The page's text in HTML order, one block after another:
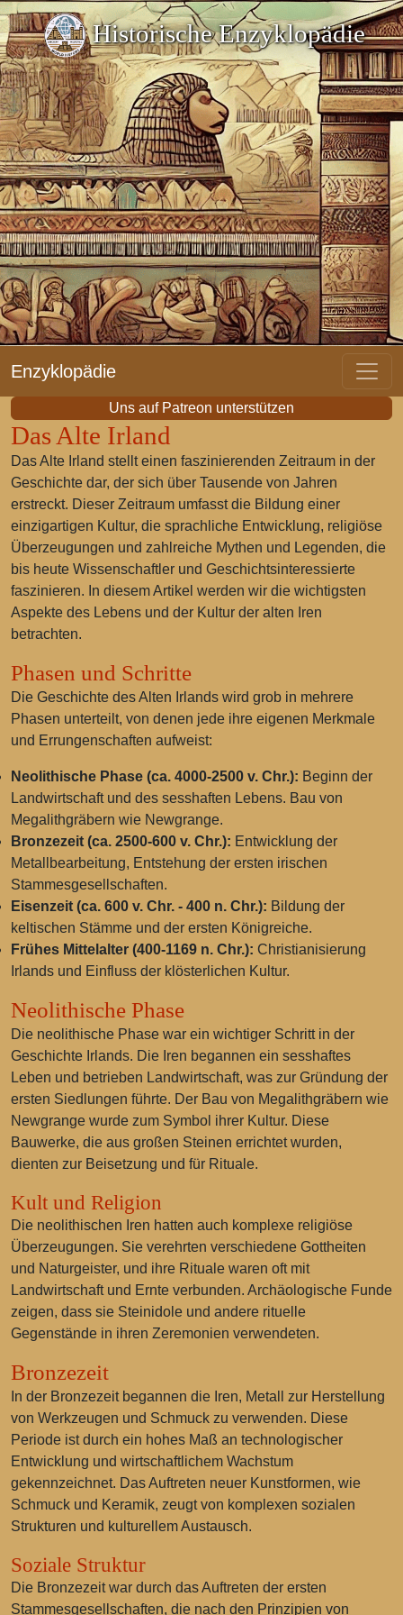
Historische Enzyklopädie
Enzyklopädie
Uns auf Patreon unterstützen
Das Alte Irland
Das Alte Irland stellt einen faszinierenden Zeitraum in der
Geschichte dar, der sich über Tausende von Jahren
erstreckt. Dieser Zeitraum umfasst die Bildung einer
einzigartigen Kultur, die sprachliche Entwicklung, religiöse
Überzeugungen und zahlreiche Mythen und Legenden, die
bis heute Wissenschaftler und Geschichtsinteressierte
faszinieren. In diesem Artikel werden wir die wichtigsten
Aspekte des Lebens und der Kultur der alten Iren
betrachten.
Phasen und Schritte
Die Geschichte des Alten Irlands wird grob in mehrere
Phasen unterteilt, von denen jede ihre eigenen Merkmale
und Errungenschaften aufweist:
Neolithische Phase (ca. 4000-2500 v. Chr.): Beginn der
Landwirtschaft und des sesshaften Lebens. Bau von
Megalithgräbern wie Newgrange.
Bronzezeit (ca. 2500-600 v. Chr.): Entwicklung der
Metallbearbeitung, Entstehung der ersten irischen
Stammesgesellschaften.
Eisenzeit (ca. 600 v. Chr. - 400 n. Chr.): Bildung der
keltischen Stämme und der ersten Königreiche.
Frühes Mittelalter (400-1169 n. Chr.): Christianisierung
Irlands und Einfluss der klösterlichen Kultur.
Neolithische Phase
Die neolithische Phase war ein wichtiger Schritt in der
Geschichte Irlands. Die Iren begannen ein sesshaftes
Leben und betrieben Landwirtschaft, was zur Gründung der
ersten Siedlungen führte. Der Bau von Megalithgräbern wie
Newgrange wurde zum Symbol ihrer Kultur. Diese
Bauwerke, die aus großen Steinen errichtet wurden,
dienten zur Beisetzung und für Rituale.
Kult und Religion
Die neolithischen Iren hatten auch komplexe religiöse
Überzeugungen. Sie verehrten verschiedene Gottheiten
und Naturgeister, und ihre Rituale waren oft mit
Landwirtschaft und Ernte verbunden. Archäologische Funde
zeigen, dass sie Steinidole und andere rituelle
Gegenstände in ihren Zeremonien verwendeten.
Bronzezeit
In der Bronzezeit begannen die Iren, Metall zur Herstellung
von Werkzeugen und Schmuck zu verwenden. Diese
Periode ist durch ein hohes Maß an technologischer
Entwicklung und wirtschaftlichem Wachstum
gekennzeichnet. Das Auftreten neuer Kunstformen, wie
Schmuck und Keramik, zeugt von komplexen sozialen
Strukturen und kulturellem Austausch.
Soziale Struktur
Die Bronzezeit war durch das Auftreten der ersten
Stammesgesellschaften, die nach den Prinzipien von